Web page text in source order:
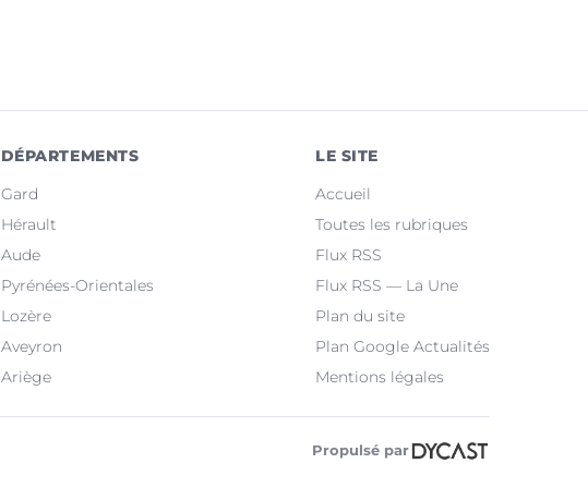
DÉPARTEMENTS
Gard
Hérault
Aude
Pyrénées-Orientales
Lozère
Aveyron
Ariège
LE SITE
Accueil
Toutes les rubriques
Flux RSS
Flux RSS — La Une
Plan du site
Plan Google Actualités
Mentions légales
Propulsé par